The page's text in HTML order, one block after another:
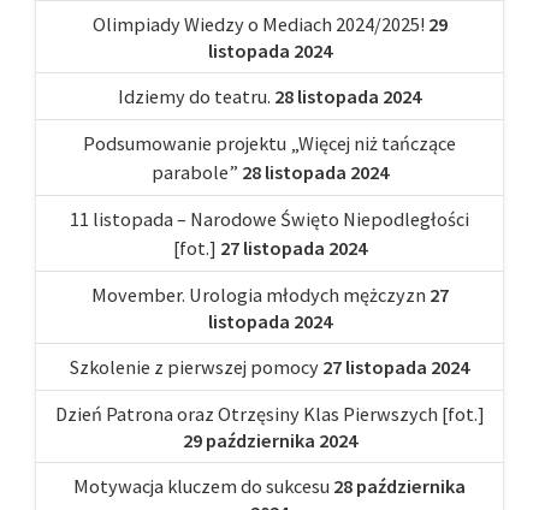
Olimpiady Wiedzy o Mediach 2024/2025! 29
listopada 2024
Idziemy do teatru. 28 listopada 2024
Podsumowanie projektu „Więcej niż tańczące
parabole” 28 listopada 2024
11 listopada – Narodowe Święto Niepodległości
[fot.] 27 listopada 2024
Movember. Urologia młodych mężczyzn 27
listopada 2024
Szkolenie z pierwszej pomocy 27 listopada 2024
Dzień Patrona oraz Otrzęsiny Klas Pierwszych [fot.]
29 października 2024
Motywacja kluczem do sukcesu 28 października